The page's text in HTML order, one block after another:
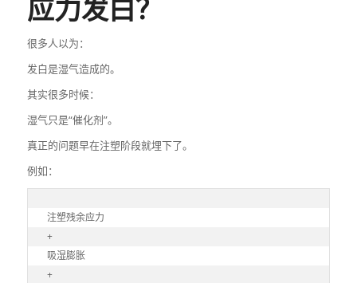
应力发白？
很多人以为：
发白是湿气造成的。
其实很多时候：
湿气只是“催化剂”。
真正的问题早在注塑阶段就埋下了。
例如：
注塑残余应力
+
吸湿膨胀
+